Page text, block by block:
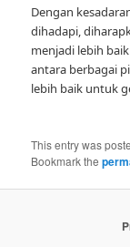
Dengan
dihadapi,
menjadi lebih
antara berbagai
lebih baik untuk
This entry was
Bookmark the